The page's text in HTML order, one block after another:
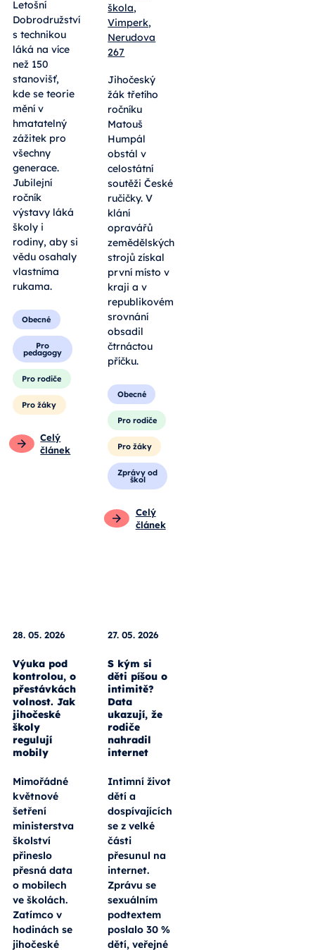
Fyzikální
pokusy,
roboti i
tradiční
výheň.
Letošní
Dobrodružství
s technikou
láká na více
než 150
stanovišť,
kde se teorie
mění v
hmatatelný
zážitek pro
všechny
generace.
Jubilejní
ročník
výstavy láká
rodiny, aby si
vědu osahaly
vlastníma
rukama.
Obecné
pedagogy
Pro rodiče
škola,
Vimperk,
Nerudova
267
Jihočeský
žák třetího
ročníku
Matouš
Humpál
obstál v
celostátní
soutěži České
ručičky. V
klání
opravářů
zemědělských
strojů získal
první místo v
kraji a v
republikovém
srovnání
obsadil
čtrnáctou
příčku.
Obecné
Pro rodiče
Pro žáky
Zprávy od
škol
Celý
článek
28. 05. 2026
Výuka pod
kontrolou, o
přestávkách
volnost. Jak
jihočeské
školy
regulují
mobily
Mimořádné
květnové
šetření
ministerstva
školství
přineslo
přesná data
o mobilech
ve školách.
Zatímco v
hodinách se
27. 05. 2026
S kým si
děti píšou o
intimitě?
Data
ukazují, že
rodiče
nahradil
internet
Intimní život
dětí a
dospívajících
se z velké
části
přesunul na
internet.
Zprávu se
sexuálním
podtextem
poslalo 30 %